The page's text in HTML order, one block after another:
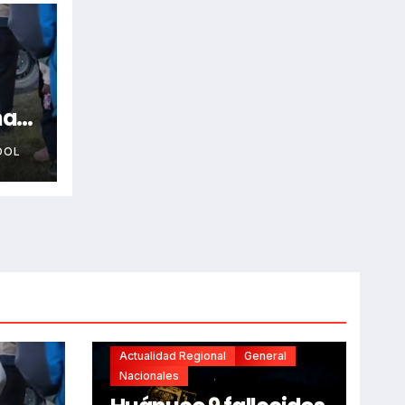
Actualidad Regional
General
Nacionales